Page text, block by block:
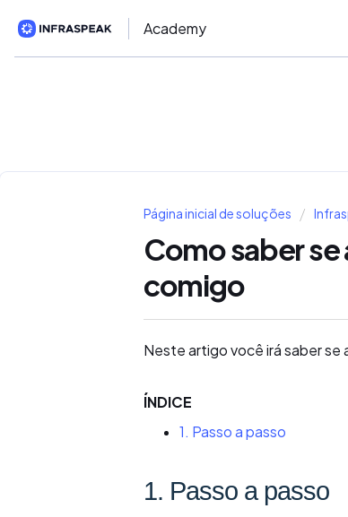
Academy
Página inicial de soluções
Como saber
comigo
Neste artigo você irá saber se
ÍNDICE
1. Passo a passo
1. Passo a passo